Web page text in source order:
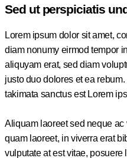
Sed ut perspiciatis
Lorem ipsum dolor sit amet,
diam nonumy eirmod tempor
aliquyam erat, sed diam
justo duo dolores et ea
takimata sanctus est Lorem
Aliquam laoreet sed neque
quam laoreet, in viverra erat
vulputate at est vitae, posuere